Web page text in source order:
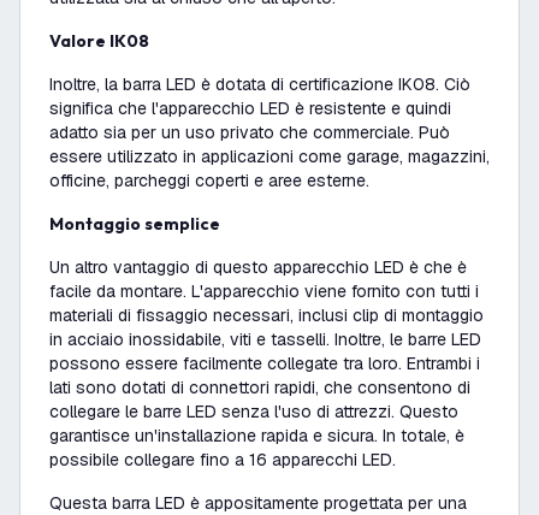
Valore IK08
Inoltre, la barra LED è dotata di certificazione IK08. Ciò
significa che l'apparecchio LED è resistente e quindi
adatto sia per un uso privato che commerciale. Può
essere utilizzato in applicazioni come garage, magazzini,
officine, parcheggi coperti e aree esterne.
Montaggio semplice
Un altro vantaggio di questo apparecchio LED è che è
facile da montare. L'apparecchio viene fornito con tutti i
materiali di fissaggio necessari, inclusi clip di montaggio
in acciaio inossidabile, viti e tasselli. Inoltre, le barre LED
possono essere facilmente collegate tra loro. Entrambi i
lati sono dotati di connettori rapidi, che consentono di
collegare le barre LED senza l'uso di attrezzi. Questo
garantisce un'installazione rapida e sicura. In totale, è
possibile collegare fino a 16 apparecchi LED.
Questa barra LED è appositamente progettata per una